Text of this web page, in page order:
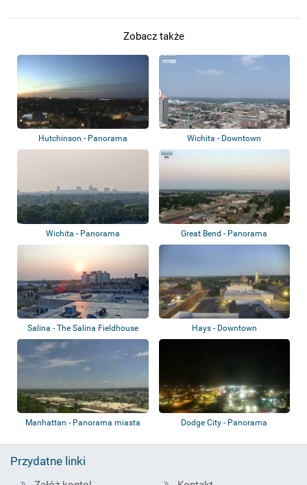
Zobacz także
Hutchinson - Panorama Wichita - Downtown
Wichita - Panorama Great Bend - Panorama
Salina - The Salina Fieldhouse Hays - Downtown
Manhattan - Panorama miasta Dodge City - Panorama
Przydatne linki